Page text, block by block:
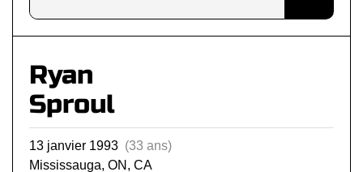
Ryan
Sproul
13 janvier 1993 (33 ans)
Mississauga, ON, CA